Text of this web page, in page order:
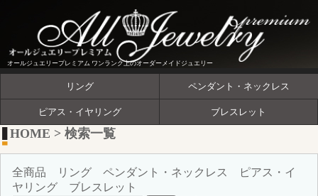
オールジュエリープレミアム ワンランク上のオーダーメイドジュエリー
リング ペンダント・ネックレス
ピアス・イヤリング ブレスレット
HOME > 検索一覧
全商品 リング ペンダント・ネックレス
ピアス・イ
ヤリング
ブレスレット